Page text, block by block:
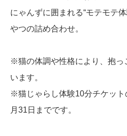
にゃんずに囲まれる“モテモテ
やつの詰め合わせ。
※猫の体調や性格により、抱っ
います。
※猫じゃらし体験10分チケッ
月31日までです。